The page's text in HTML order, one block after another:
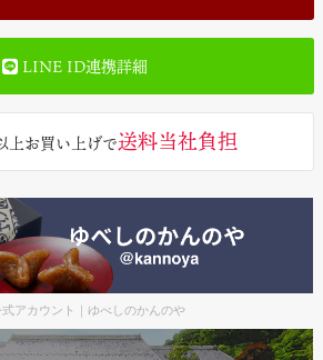
LINE ID連携詳細
上お買い上げで送料当社負担
式アカウント｜ゆべしのかんのや